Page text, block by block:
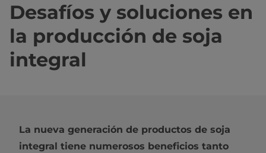
Desafíos y soluciones en
la producción de soja
integral
La nueva generación de productos de soja
integral tiene numerosos beneficios tanto